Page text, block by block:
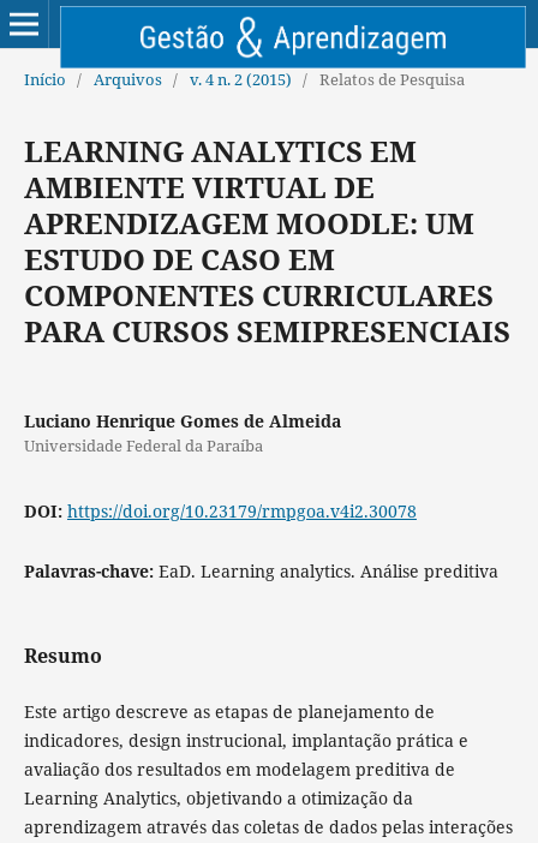
Início / Arquivos / v. 4 n. 2 (2015) / Relatos de Pesquisa
LEARNING ANALYTICS EM
AMBIENTE VIRTUAL DE
APRENDIZAGEM MOODLE: UM
ESTUDO DE CASO EM
COMPONENTES CURRICULARES
PARA CURSOS SEMIPRESENCIAIS
Luciano Henrique Gomes de Almeida
Universidade Federal da Paraíba
DOI: https://doi.org/10.23179/rmpgoa.v4i2.30078
Palavras-chave: EaD. Learning analytics. Análise preditiva
Resumo
Este artigo descreve as etapas de planejamento de
indicadores, design instrucional, implantação prática e
avaliação dos resultados em modelagem preditiva de
Learning Analytics, objetivando a otimização da
aprendizagem através das coletas de dados pelas interações